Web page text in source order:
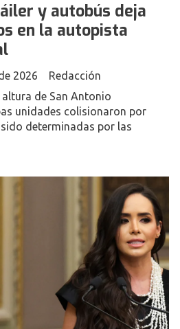
y autobús deja
en la autopista
Redacción
2026
de San Antonio
unidades colisionaron por
determinadas por las